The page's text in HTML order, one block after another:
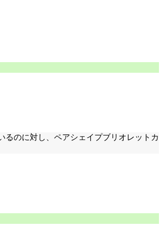
のに対し、ペアシェイプブリオレットカ